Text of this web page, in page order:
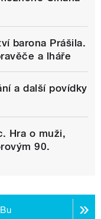
barona Prášila.
a lháře
a další povídky
Hra o muži,
90.